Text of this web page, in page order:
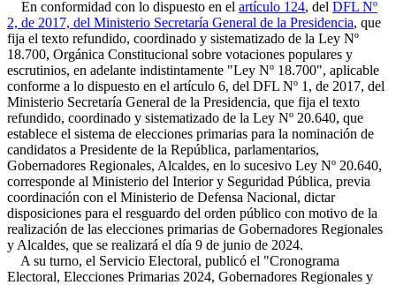
En conformidad con lo dispuesto en el artículo 124, del DFL Nº
2, de 2017, del Ministerio Secretaría General de la Presidencia, que
fija el texto refundido, coordinado y sistematizado de la Ley Nº
18.700, Orgánica Constitucional sobre votaciones populares y
escrutinios, en adelante indistintamente "Ley Nº 18.700", aplicable
conforme a lo dispuesto en el artículo 6, del DFL Nº 1, de 2017, del
Ministerio Secretaría General de la Presidencia, que fija el texto
refundido, coordinado y sistematizado de la Ley Nº 20.640, que
establece el sistema de elecciones primarias para la nominación de
candidatos a Presidente de la República, parlamentarios,
Gobernadores Regionales, Alcaldes, en lo sucesivo Ley Nº 20.640,
corresponde al Ministerio del Interior y Seguridad Pública, previa
coordinación con el Ministerio de Defensa Nacional, dictar
disposiciones para el resguardo del orden público con motivo de la
realización de las elecciones primarias de Gobernadores Regionales
y Alcaldes, que se realizará el día 9 de junio de 2024.
A su turno, el Servicio Electoral, publicó el "Cronograma
Electoral, Elecciones Primarias 2024, Gobernadores Regionales y